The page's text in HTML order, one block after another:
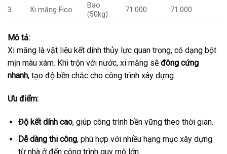
3 Xi măng Fico
Bao
(50kg)
71.000 71.000
Mô tả:
Xi măng là vật liệu kết dính thủy lực quan trọng, có dạng bột
mịn màu xám. Khi trộn với nước, xi măng sẽ đông cứng
nhanh, tạo độ bền chắc cho công trình xây dựng.
Ưu điểm:
Độ kết dính cao, giúp công trình bền vững theo thời gian.
Dễ dàng thi công, phù hợp với nhiều hạng mục xây dựng
từ nhà ở đến công trình quy mô lớn.